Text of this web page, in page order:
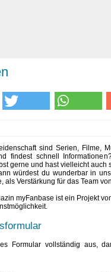
sind Serien, Filme,
findest schnell
gerne und hast vielleicht
würdest du wunderbar in
als Verstärkung für das Team
myFanbase ist ein Projekt
Formular vollständig aus,